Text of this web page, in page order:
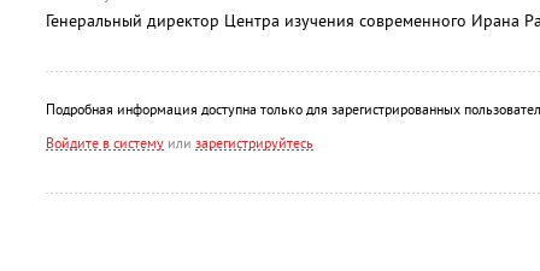
Генеральный директор Центра изучения современного Ирана
Подробная информация доступна только для зарегистрированных
Войдите в систему или зарегистрируйтесь